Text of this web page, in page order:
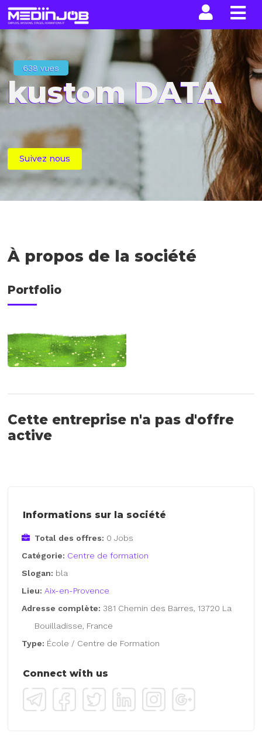
638 vues
kustom DATA
Suivez nous
À propos de la société
Portfolio
Cette entreprise n'a pas d'offre
active
Informations sur la société
Total des offres: 0 Jobs
Catégorie: Centre de formation
Slogan: bla
Lieu:Aix-en-Provence
Adresse complète: 381 Chemin des Barres, 13720 La
Bouilladisse, France
Type: École / Centre de Formation
Connect with us